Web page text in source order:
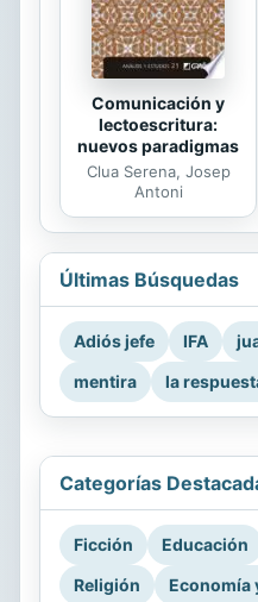
Comunicación y
lectoescritura:
nuevos paradigmas
Clua Serena, Josep
Antoni
Últimas Búsquedas
Adiós jefe IFA
mentira
la
Categorías
Ficción Educación
Religión
Economía